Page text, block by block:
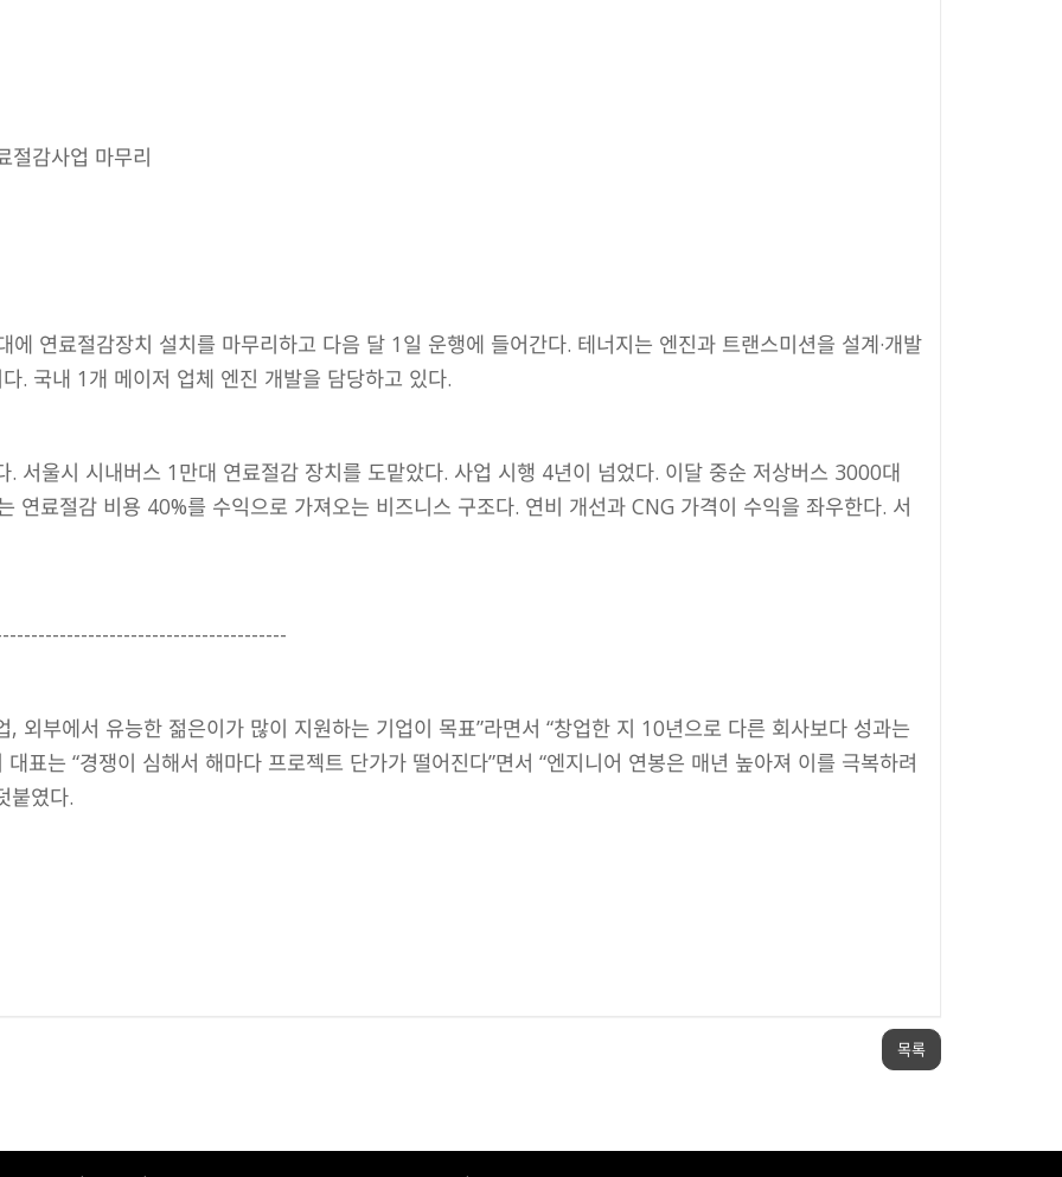
절감사업 마무리
연료절감장치 설치를 마무리하고 다음 달 1일 운행에 들어간다. 테너지는 엔진과 트랜스미션을 설계·개발
. 국내 1개 메이저 업체 엔진 개발을 담당하고 있다.
서울시 시내버스 1만대 연료절감 장치를 도맡았다. 사업 시행 4년이 넘었다. 이달 중순 저상버스 3000대
연료절감 비용 40%를 수익으로 가져오는 비즈니스 구조다. 연비 개선과 CNG 가격이 수익을 좌우한다. 서
외부에서 유능한 젊은이가 많이 지원하는 기업이 목표”라면서 “창업한 지 10년으로 다른 회사보다 성과는
표는 “경쟁이 심해서 해마다 프로젝트 단가가 떨어진다”면서 “엔지니어 연봉은 매년 높아져 이를 극복하려
붙였다.
목록